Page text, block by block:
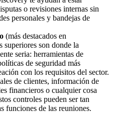
o revisiones internas sin
personales y bandejas de
(más destacados en
superiores son donde la
seria: herramientas de
de seguridad más
con los requisitos del sector.
de clientes, información de
financieros o cualquier cosa
controles pueden ser tan
funciones de las reuniones.